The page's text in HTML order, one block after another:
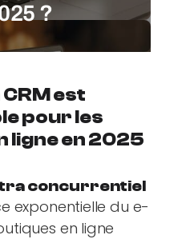
?
est
pour les
ligne en 2025
concurrentiel
exponentielle du e-
en ligne